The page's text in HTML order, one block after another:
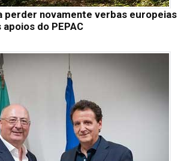
perder novamente verbas europeias
do PEPAC